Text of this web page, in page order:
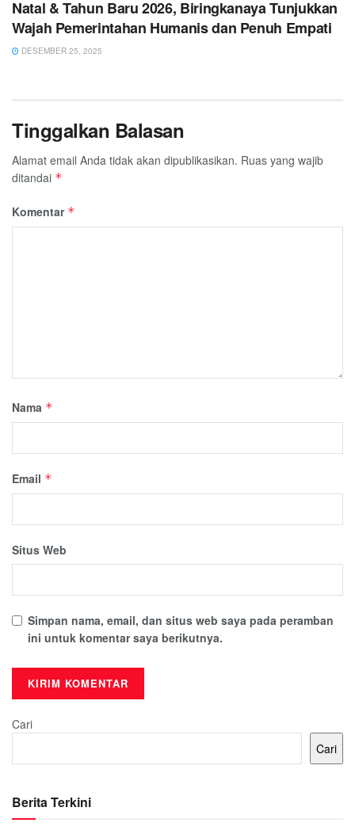
Natal & Tahun Baru 2026, Biringkanaya Tunjukkan
Wajah Pemerintahan Humanis dan Penuh Empati
DESEMBER 25, 2025
Tinggalkan Balasan
Alamat email Anda tidak akan dipublikasikan. Ruas yang wajib
ditandai *
Komentar *
Nama *
Email *
Situs Web
Simpan nama, email, dan situs web saya pada peramban
ini untuk komentar saya berikutnya.
Cari
Cari
Berita Terkini